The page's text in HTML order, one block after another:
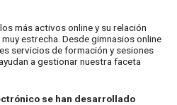
más activos online y su relación
estrecha. Desde gimnasios online
servicios de formación y sesiones
a gestionar nuestra faceta
se han desarrollado